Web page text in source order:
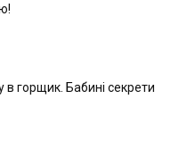
в горщик. Бабині секрети